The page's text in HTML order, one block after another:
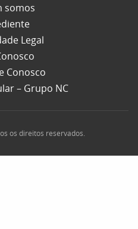
somos
Legal
Conosco
– Grupo NC
os direitos reservados.